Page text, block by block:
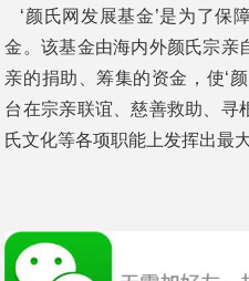
‘颜氏网发展基金’是为了保
金。该基金由海内外颜氏宗亲
亲的捐助、筹集的资金，使‘
台在宗亲联谊、慈善救助、寻
氏文化等各项职能上发挥出最